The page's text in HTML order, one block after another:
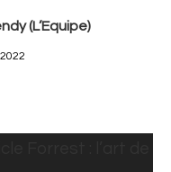
(L’Equipe)